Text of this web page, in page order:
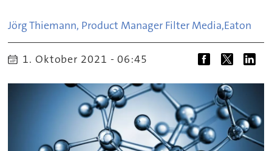
Jörg Thiemann, Product Manager Filter Media,Eaton
1. Oktober 2021 - 06:45